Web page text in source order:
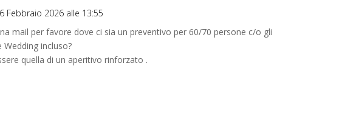
Febbraio 2026 alle 13:55
mail per favore dove ci sia un preventivo per 60/70 persone c/o gli
incluso?
quella di un aperitivo rinforzato .